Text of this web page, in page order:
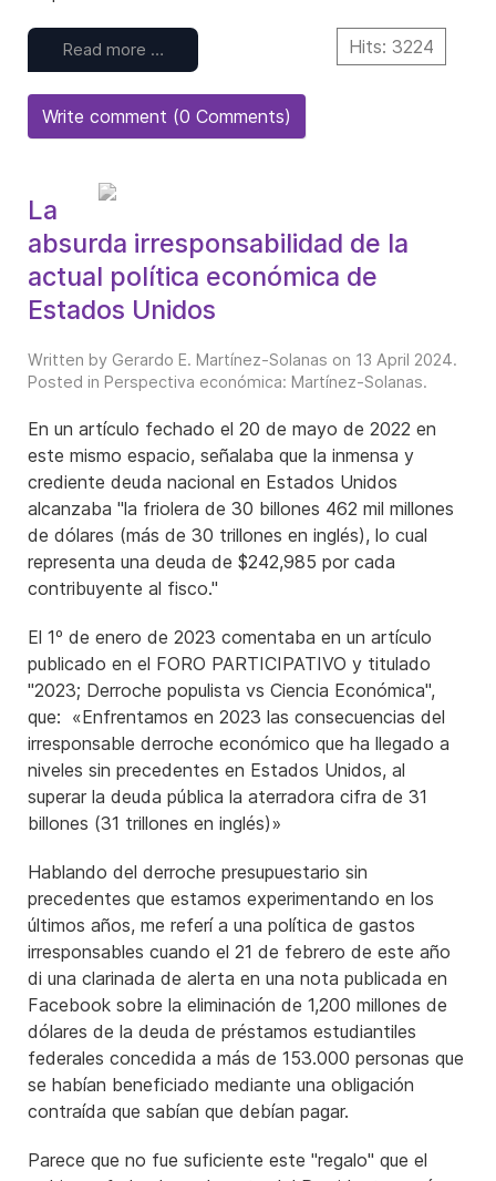
Read more … Hits: 3224
Write comment (0 Comments)
La
absurda irresponsabilidad de la
actual política económica de
Estados Unidos
Written by Gerardo E. Martínez-Solanas on 13 April 2024.
Posted in Perspectiva económica: Martínez-Solanas.
En un artículo fechado el 20 de mayo de 2022 en
este mismo espacio, señalaba que la inmensa y
crediente deuda nacional en Estados Unidos
alcanzaba "la friolera de 30 billones 462 mil millones
de dólares (más de 30 trillones en inglés), lo cual
representa una deuda de $242,985 por cada
contribuyente al fisco."
El 1º de enero de 2023 comentaba en un artículo
publicado en el FORO PARTICIPATIVO y titulado
"2023; Derroche populista vs Ciencia Económica",
que: «Enfrentamos en 2023 las consecuencias del
irresponsable derroche económico que ha llegado a
niveles sin precedentes en Estados Unidos, al
superar la deuda pública la aterradora cifra de 31
billones (31 trillones en inglés)»
Hablando del derroche presupuestario sin
precedentes que estamos experimentando en los
últimos años, me referí a una política de gastos
irresponsables cuando el 21 de febrero de este año
di una clarinada de alerta en una nota publicada en
Facebook sobre la eliminación de 1,200 millones de
dólares de la deuda de préstamos estudiantiles
federales concedida a más de 153.000 personas que
se habían beneficiado mediante una obligación
contraída que sabían que debían pagar.
Parece que no fue suficiente este "regalo" que el